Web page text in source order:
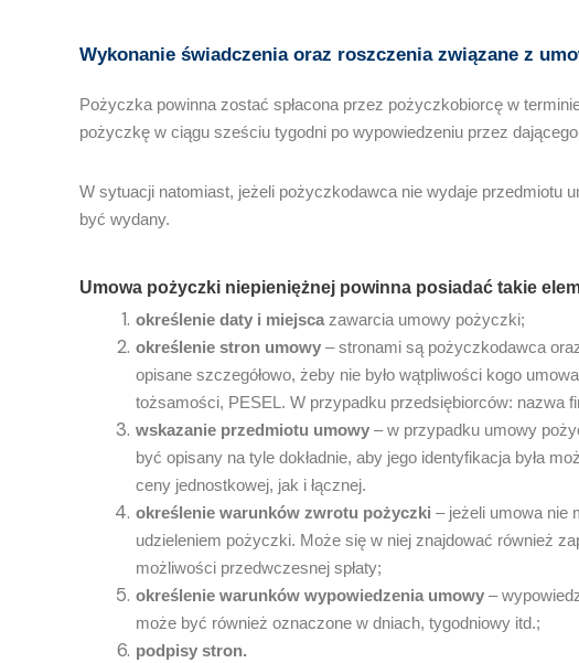
Wykonanie świadczenia oraz roszczenia związane z
Pożyczka powinna zostać spłacona przez pożyczkobiorcę w
pożyczkę w ciągu sześciu tygodni po wypowiedzeniu przez
W sytuacji natomiast, jeżeli pożyczkodawca nie wydaje przedmiotu
być wydany.
Umowa pożyczki niepieniężnej powinna posiadać takie
określenie daty i miejsca zawarcia umowy pożyczki;
określenie stron umowy – stronami są pożyczkodawca
opisane szczegółowo, żeby nie było wątpliwości kogo
tożsamości, PESEL. W przypadku przedsiębiorców: nazwa
wskazanie przedmiotu umowy – w przypadku umowy
być opisany na tyle dokładnie, aby jego identyfikacja była
ceny jednostkowej, jak i łącznej.
określenie warunków zwrotu pożyczki – jeżeli umowa nie
udzieleniem pożyczki. Może się w niej znajdować również
możliwości przedwczesnej spłaty;
określenie warunków wypowiedzenia umowy –
może być również oznaczone w dniach, tygodniowy itd.;
podpisy stron.